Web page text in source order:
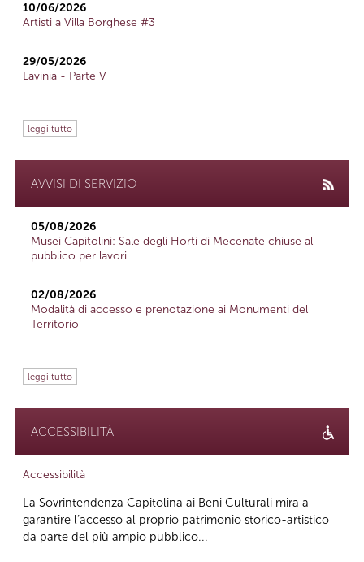
10/06/2026
Artisti a Villa Borghese #3
29/05/2026
Lavinia - Parte V
leggi tutto
AVVISI DI SERVIZIO
05/08/2026
Musei Capitolini: Sale degli Horti di Mecenate chiuse al
pubblico per lavori
02/08/2026
Modalità di accesso e prenotazione ai Monumenti del
Territorio
leggi tutto
ACCESSIBILITÀ
Accessibilità
La Sovrintendenza Capitolina ai Beni Culturali mira a
garantire l’accesso al proprio patrimonio storico-artistico
da parte del più ampio pubblico...